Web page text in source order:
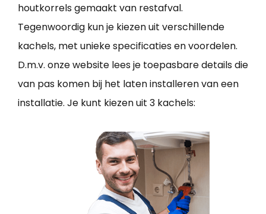
houtkorrels gemaakt van restafval.
Tegenwoordig kun je kiezen uit verschillende
kachels, met unieke specificaties en voordelen.
D.m.v. onze website lees je toepasbare details die
van pas komen bij het laten installeren van een
installatie. Je kunt kiezen uit 3 kachels: